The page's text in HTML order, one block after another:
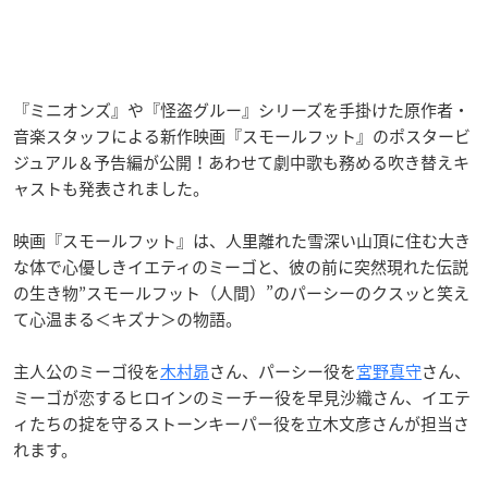
『ミニオンズ』や『怪盗グルー』シリーズを手掛けた原作者・
音楽スタッフによる新作映画『スモールフット』のポスタービ
ジュアル＆予告編が公開！あわせて劇中歌も務める吹き替えキ
ャストも発表されました。
映画『スモールフット』は、人里離れた雪深い山頂に住む大き
な体で心優しきイエティのミーゴと、彼の前に突然現れた伝説
の生き物”スモールフット（人間）”のパーシーのクスッと笑え
て心温まる＜キズナ＞の物語。
主人公のミーゴ役を木村昴さん、パーシー役を宮野真守さん、
ミーゴが恋するヒロインのミーチー役を早見沙織さん、イエテ
ィたちの掟を守るストーンキーパー役を立木文彦さんが担当さ
れます。